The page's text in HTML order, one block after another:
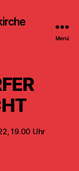
Menü
19.00 Uhr